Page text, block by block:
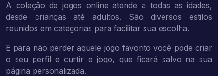
A coleção de jogos online atende a todas as idades,
desde crianças até adultos. São diversos estilos
reunidos em categorias para facilitar sua escolha.
E para não perder aquele jogo favorito você pode criar
o seu perfil e curtir o jogo, que ficará salvo na sua
página personalizada.